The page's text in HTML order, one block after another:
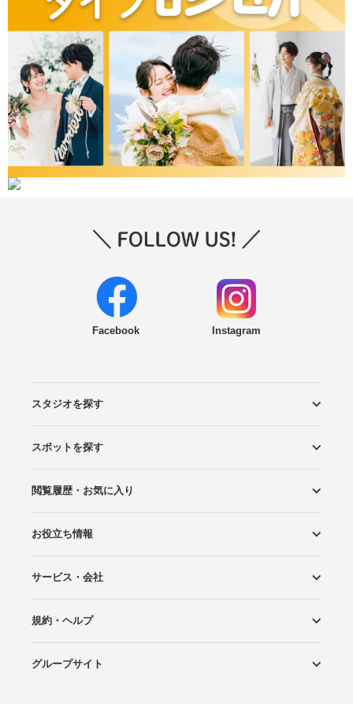
Facebook Instagram
スタジオを探す
エリアから探す
こだわりから探す
NEW PHOTO STYLE
プランから探す
フォトタイプ診断
フォトグラファーから探す
国内リゾートから探す
スポットを探す
ロケーションから探す
スタジオから探す
閲覧履歴・お気に入り
閲覧スタジオ
お気に入り
お役立ち情報
Wedding Photo マガジン
はじめてガイド
サービス・会社
Photoraitとは
スタジオの掲載について
お問い合わせ
運営会社
サイトマップ
規約・ヘルプ
プライバシーポリシー
利用規約
ヘルプ
グループサイト